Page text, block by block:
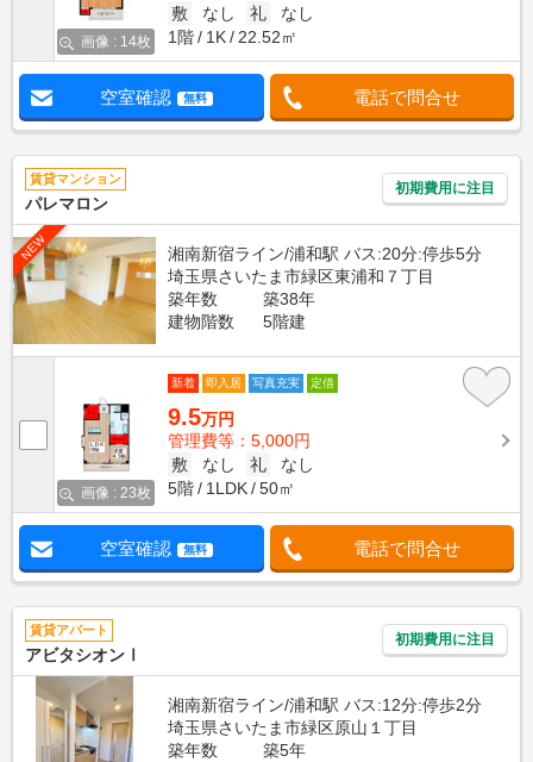
画像 : 14枚
敷
なし 礼
なし
1階
1K 22.52㎡
空室確認 無料 電話で問合せ
賃貸マンション
パレマロン
初期費用に注目
NEW
湘南新宿ライン/浦和駅 バス:20分:停歩5分
埼玉県さいたま市緑区東浦和７丁目
築年数
築38年
建物階数
5階建
画像 : 23枚
新着 即入居 写真充実 定借
9.5万円
管理費等：5,000円
敷
なし 礼
なし
5階
1LDK 50㎡
空室確認 無料 電話で問合せ
賃貸アパート
アビタシオンⅠ
初期費用に注目
湘南新宿ライン/浦和駅 バス:12分:停歩2分
埼玉県さいたま市緑区原山１丁目
築年数
築5年